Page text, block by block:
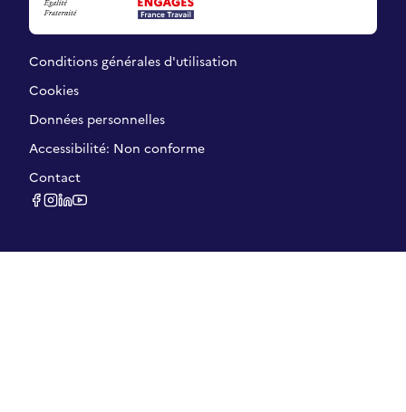
Conditions générales d'utilisation
Cookies
Données personnelles
Accessibilité: Non conforme
Contact
facebook
instagram
linkedin
youtube